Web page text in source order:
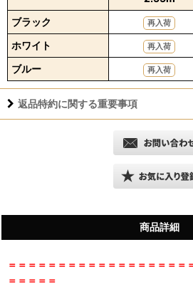
ブラック
再入荷
ホワイト 再入荷
ブルー 再入荷
返品特約に関する重要事項
商品詳細
＝＝＝＝＝＝＝＝＝＝＝＝＝＝＝＝＝＝
＝＝＝＝＝